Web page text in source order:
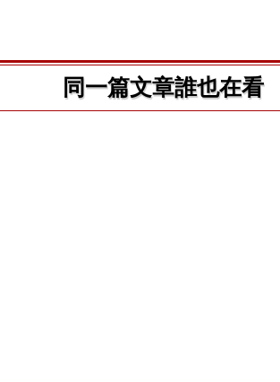
同一篇文章誰也在看